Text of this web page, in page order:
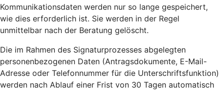
Kommunikationsdaten werden nur so lange gespeichert,
wie dies erforderlich ist. Sie werden in der Regel
unmittelbar nach der Beratung gelöscht.
Die im Rahmen des Signaturprozesses abgelegten
personenbezogenen Daten (Antragsdokumente, E-Mail-
Adresse oder Telefonnummer für die Unterschriftsfunktion)
werden nach Ablauf einer Frist von 30 Tagen automatisch